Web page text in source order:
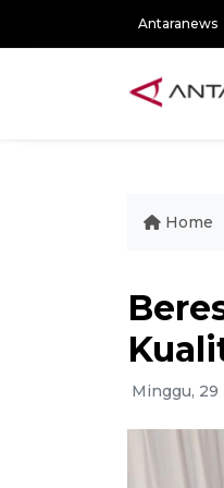
Antaranews
Home
Minggu, 29